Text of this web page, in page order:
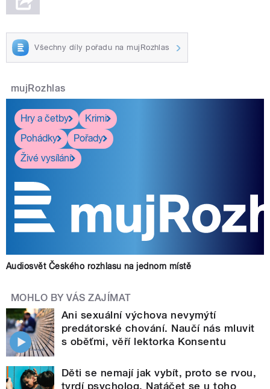
Všechny díly pořadu na mujRozhlas
mujRozhlas
Hry a četby
Krimi
Pohádky
Pořady
Živé vysílání
Audiosvět Českého rozhlasu na jednom místě
MOHLO BY VÁS ZAJÍMAT
Ani sexuální výchova nevymýtí
predátorské chování. Naučí nás mluvit
s oběťmi, věří lektorka Konsentu
Děti se nemají jak vybít, proto se rvou,
tvrdí psycholog. Natáčet se u toho